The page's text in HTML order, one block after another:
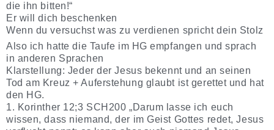
die ihn bitten!“
Er will dich beschenken
Wenn du versuchst was zu verdienen spricht dein Stolz
Also ich hatte die Taufe im HG empfangen und sprach
in anderen Sprachen
Klarstellung: Jeder der Jesus bekennt und an seinen
Tod am Kreuz + Auferstehung glaubt ist gerettet und hat
den HG.
1. Korinther 12;3 SCH200 „Darum lasse ich euch
wissen, dass niemand, der im Geist Gottes redet, Jesus